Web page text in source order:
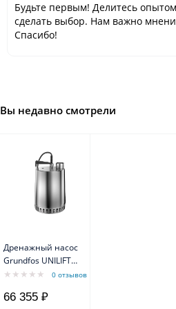
Будьте первым! Делитесь
сделать выбор. Нам важно
Спасибо!
Вы недавно смотрели
Дренажный насос
Grundfos UNILIFT
AP 12.40.08.3 /10m
3x400V 50Hz
0 отзывов
66 355 ₽